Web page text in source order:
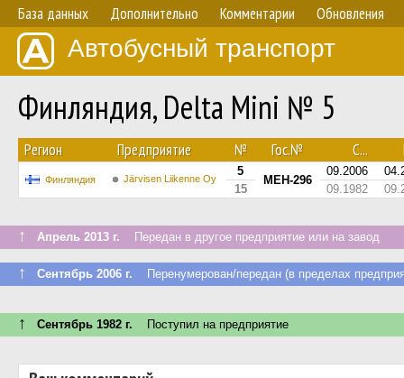
База данных Дополнительно Комментарии Обновления
Автобусный транспорт
Финляндия, Delta Mini № 5
Регион Предприятие № Гос.№ С...
Финляндия Järvisen Liikenne Oy
5
MEH-296
09.2006
15
09.1982
↑ Апрель 2013 г. Передан в другое предприятие или на завод
↑ Сентябрь 2006 г. Перенумерован/передан (в пределах
↑ Сентябрь 1982 г. Поступил на предприятие